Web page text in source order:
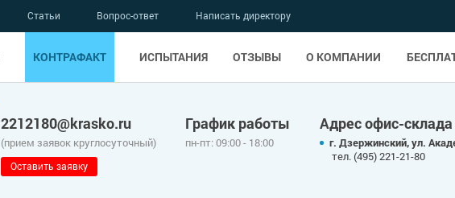
Статьи Вопрос-ответ Написать директору
КОНТРАФАКТ ИСПЫТАНИЯ ОТЗЫВЫ О КОМПАНИИ
2212180@krasko.ru
(прием заявок круглосуточный)
Оставить заявку
График работы
пн-пт: 09:00 - 18:00
Адрес офис-
г. Дзержинский, ул.
тел. (495) 221-21-80